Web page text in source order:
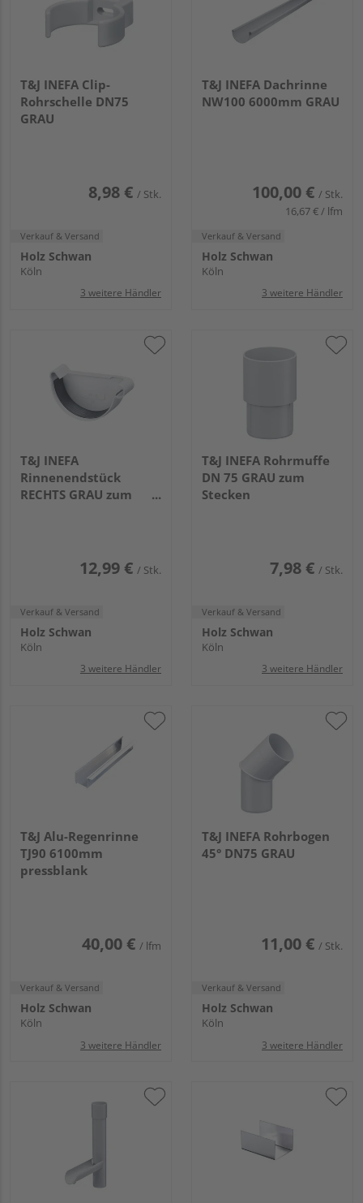
T&J INEFA Clip-
Rohrschelle DN75
GRAU
8,98 € / Stk.
Verkauf & Versand
Holz Schwan
Köln
3 weitere Händler
T&J INEFA Dachrinne
NW100 6000mm GRAU
100,00 € / Stk.
16,67 € / lfm
Verkauf & Versand
Holz Schwan
Köln
3 weitere Händler
T&J INEFA
Rinnenendstück
RECHTS GRAU zum
12,99 € / Stk.
Verkauf & Versand
Holz Schwan
Köln
3 weitere Händler
T&J INEFA Rohrmuffe
DN 75 GRAU zum
Stecken
7,98 € / Stk.
Verkauf & Versand
Holz Schwan
Köln
3 weitere Händler
T&J Alu-Regenrinne
TJ90 6100mm
pressblank
40,00 € / lfm
Verkauf & Versand
Holz Schwan
Köln
3 weitere Händler
T&J INEFA Rohrbogen
45° DN75 GRAU
11,00 € / Stk.
Verkauf & Versand
Holz Schwan
Köln
3 weitere Händler